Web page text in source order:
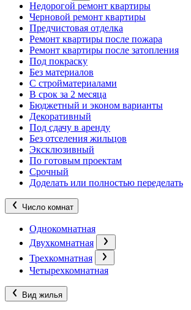
Недорогой ремонт квартиры
Черновой ремонт квартиры
Предчистовая отделка
Ремонт квартиры после пожара
Ремонт квартиры после затопления
Под покраску
Без материалов
С стройматериалами
В срок за 2 месяца
Бюджетный и эконом варианты
Декоративный
Под сдачу в аренду
Без отселения жильцов
Эксклюзивный
По готовым проектам
Срочный
Доделать или полностью переделать
Число комнат
Однокомнатная
Двухкомнатная
Трехкомнатная
Четырехкомнатная
Вид жилья